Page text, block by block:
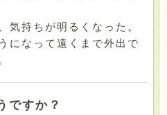
気持ちが明るくなった。
になって遠くまで外出で
ですか？